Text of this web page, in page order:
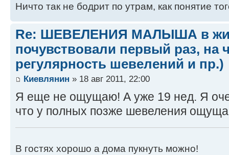
Ничто так не бодрит по утрам, как понятие
Re: ШЕВЕЛЕНИЯ МАЛЫША в
почувствовали первый раз, на
регулярность шевелений и пр.)
Киевлянин » 18 авг 2011, 22:00
Я еще не ощущаю! А уже 19 нед. Я
что у полных позже шевеления
В гостях хорошо а дома пукнуть можно!